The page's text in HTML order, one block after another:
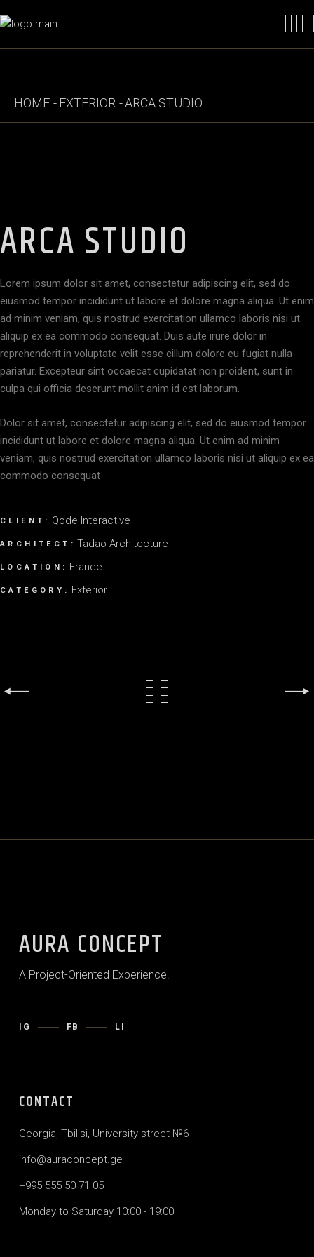
HOME EXTERIOR ARCA STUDIO
ARCA STUDIO
Lorem ipsum dolor sit amet, consectetur adipiscing elit, sed do
eiusmod tempor incididunt ut labore et dolore magna aliqua. Ut enim
ad minim veniam, quis nostrud exercitation ullamco laboris nisi ut
aliquip ex ea commodo consequat. Duis aute irure dolor in
reprehenderit in voluptate velit esse cillum dolore eu fugiat nulla
pariatur. Excepteur sint occaecat cupidatat non proident, sunt in
culpa qui officia deserunt mollit anim id est laborum.
Dolor sit amet, consectetur adipiscing elit, sed do eiusmod tempor
incididunt ut labore et dolore magna aliqua. Ut enim ad minim
veniam, quis nostrud exercitation ullamco laboris nisi ut aliquip ex ea
commodo consequat
CLIENT: Qode Interactive
ARCHITECT: Tadao Architecture
LOCATION: France
CATEGORY: Exterior
AURA CONCEPT
A Project-Oriented Experience.
IG FB LI
CONTACT
Georgia, Tbilisi, University street №6
info@auraconcept.ge
+995 555 50 71 05
Monday to Saturday 10:00 - 19:00